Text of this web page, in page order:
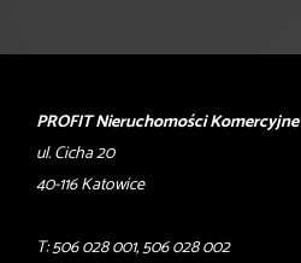
PROFIT Nieruchomości Komercyjne
ul. Cicha 20
40-116 Katowice
T: 506 028 001, 506 028 002